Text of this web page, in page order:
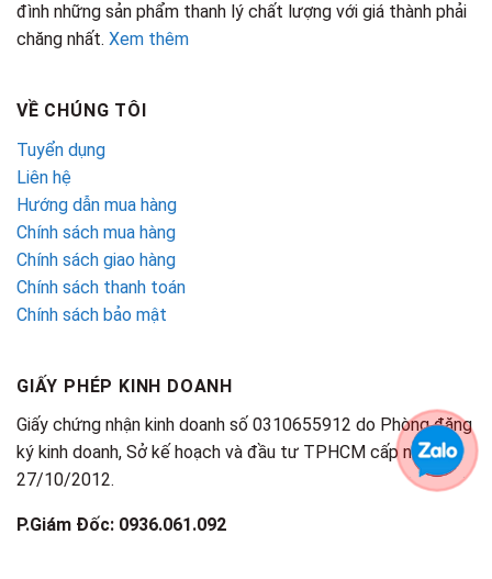
đình những sản phẩm thanh lý chất lượng với giá thành phải
chăng nhất. Xem thêm
VỀ CHÚNG TÔI
Tuyển dụng
Liên hệ
Hướng dẫn mua hàng
Chính sách mua hàng
Chính sách giao hàng
Chính sách thanh toán
Chính sách bảo mật
GIẤY PHÉP KINH DOANH
Giấy chứng nhận kinh doanh số 0310655912 do Phòng đăng
ký kinh doanh, Sở kế hoạch và đầu tư TPHCM cấp ngày
27/10/2012.
P.Giám Đốc: 0936.061.092